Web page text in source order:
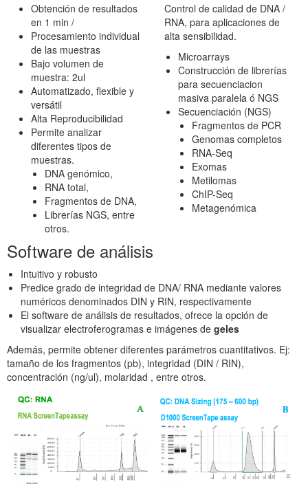
Obtención de resultados
en 1 min /
Procesamiento individual
de las muestras
Bajo volumen de
muestra: 2ul
Automatizado, flexible y
versátil
Alta Reproducibilidad
Permite analizar
diferentes tipos de
muestras.
DNA genómico,
RNA total,
Fragmentos de DNA,
Librerías NGS, entre
otros.
Control de calidad de DNA /
RNA, para aplicaciones de
alta sensibilidad.
Microarrays
Construcción de librerías
para secuenciacion
masiva paralela ó NGS
Secuenciación (NGS)
Fragmentos de PCR
Genomas completos
RNA-Seq
Exomas
Metilomas
ChIP-Seq
Metagenómica
Software de análisis
Intuitivo y robusto
Predice grado de integridad de DNA/ RNA mediante valores
numéricos denominados DIN y RIN, respectivamente
El software de análisis de resultados, ofrece la opción de
visualizar electroferogramas e imágenes de geles
Además, permite obtener diferentes parámetros cuantitativos. Ej:
tamaño de los fragmentos (pb), integridad (DIN / RIN),
concentración (ng/ul), molaridad , entre otros.